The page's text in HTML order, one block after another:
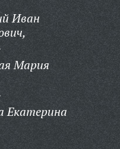
Иван
Мария
Екатерина